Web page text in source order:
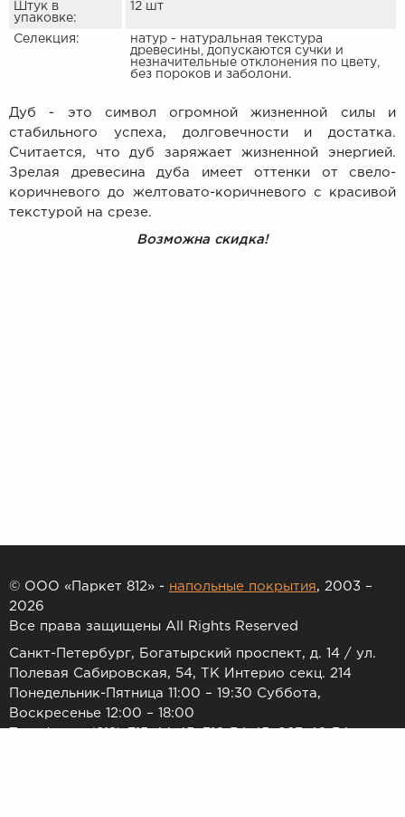
Штук в
упаковке:
12 шт
Селекция:
натур - натуральная текстура
древесины, допускаются сучки и
незначительные отклонения по цвету,
без пороков и заболони.
Дуб - это символ огромной жизненной силы и
стабильного успеха, долговечности и достатка.
Считается, что дуб заряжает жизненной энергией.
Зрелая древесина дуба имеет оттенки от свело-
коричневого до желтовато-коричневого с красивой
текстурой на срезе.
Возможна скидка!
© ООО «Паркет 812» - напольные покрытия, 2003 –
2026
Все права защищены All Rights Reserved
Санкт-Петербург, Богатырский проспект, д. 14 / ул.
Полевая Сабировская, 54, ТК Интерио секц. 214
Понедельник-Пятница 11:00 – 19:30 Суббота,
Воскресенье 12:00 – 18:00